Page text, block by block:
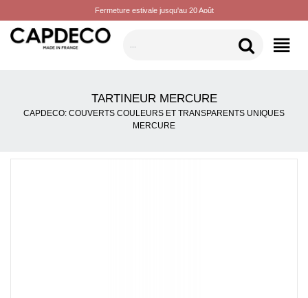
Fermeture estivale jusqu'au 20 Août
CATÉGORIES
TARTINEUR MERCURE
CAPDECO: COUVERTS COULEURS ET TRANSPARENTS UNIQUES
MERCURE